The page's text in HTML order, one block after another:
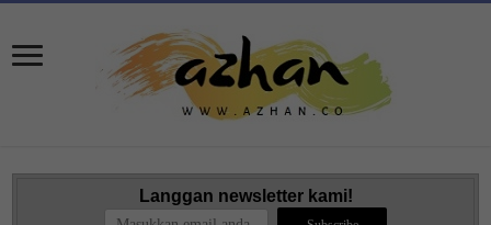
Langgan newsletter kami!